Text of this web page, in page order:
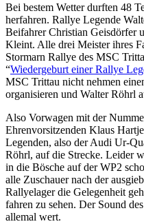
Bei bestem Wetter durften 48
herfahren. Rallye Legende
Beifahrer Christian Geisdörfer
Kleint. Alle drei Meister ihres
Stormarn Rallye des MSC
“Wiedergeburt einer Rallye
MSC Trittau nicht nehmen
organisieren und Walter Röhrl
Also Vorwagen mit der
Ehrenvorsitzenden Klaus
Legenden, also der Audi Ur-
Röhrl, auf die Strecke. Leider
in die Bösche auf der WP2
alle Zuschauer nach der
Rallyelager die Gelegenheit
fahren zu sehen. Der Sound
allemal wert.